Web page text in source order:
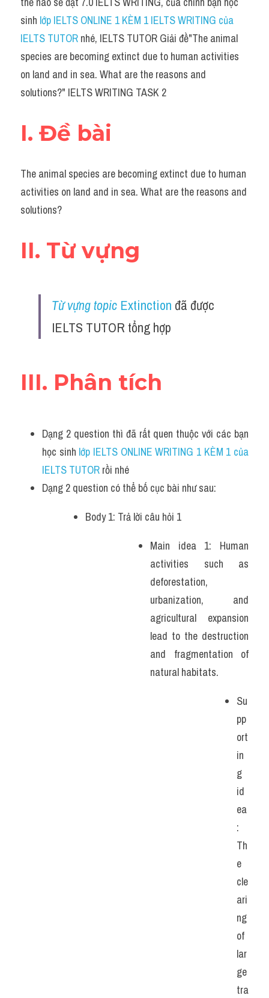
Grammar
Collocation
Cách paraphrase
Part 2
Verb
Cấu trúc câu
Giải đề THPT
Đề thi thật Task 1
Cách dùng từ
Từ vựng theo tiền tố
Ngân hàng đề thi máy
Report đề thi thật IELTS
Advice
sinh lớp IELTS ONLINE 1 KÈM 1 IELTS WRITING của
IELTS TUTOR nhé, IELTS TUTOR Giải đề"The animal
species are becoming extinct due to human activities
on land and in sea. What are the reasons and
solutions?" IELTS WRITING TASK 2
I. Đề bài
The animal species are becoming extinct due to human
activities on land and in sea. What are the reasons and
solutions?
II. Từ vựng
Từ vựng topic Extinction đã được
IELTS TUTOR tổng hợp
III. Phân tích
Dạng 2 question thì đã rất quen thuộc với các bạn
học sinh lớp IELTS ONLINE WRITING 1 KÈM 1 của
IELTS TUTOR rồi nhé
Dạng 2 question có thể bố cục bài như sau:
Body 1: Trả lời câu hỏi 1
Main idea 1: Human
activities such as
deforestation,
urbanization, and
agricultural expansion
lead to the destruction
and fragmentation of
natural habitats.
Su
pp
ort
in
g
id
ea
:
Th
e
cle
ari
ng
of
lar
ge
tra